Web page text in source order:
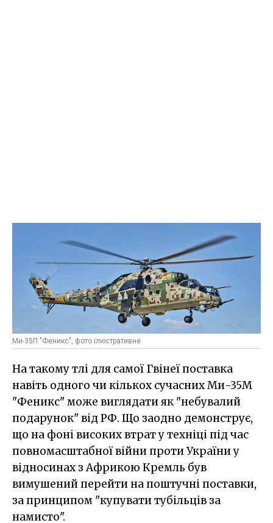
Ми-35П "Феникс", фото ілюстративне
На такому тлі для самої Гвінеї поставка
навіть одного чи кількох сучасних Ми-35М
"Феникс" може виглядати як "небувалий
подарунок" від РФ. Що заодно демонструє,
що на фоні високих втрат у техніці під час
повномасштабної війни проти України у
відносинах з Африкою Кремль був
вимушений перейти на поштучні поставки,
за принципом "купувати тубільців за
намисто".